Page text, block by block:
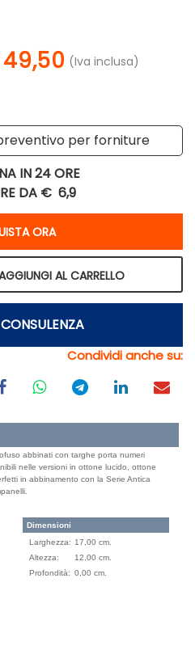
(Iva inclusa)
per forniture
IN 24 ORE
DA € 6,9
ORA
Quantità
AL CARRELLO
Condividi anche su:
abbinati con targhe porta numeri
nelle versioni in ottone lucido, ottone
in abbinamento con la Serie Antica
Dimensioni
Larghezza: 17,00 cm.
Altezza:
12,00 cm.
Profondità: 0,00 cm.